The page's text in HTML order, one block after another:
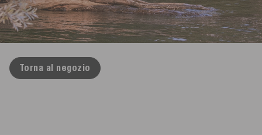
Torna al negozio